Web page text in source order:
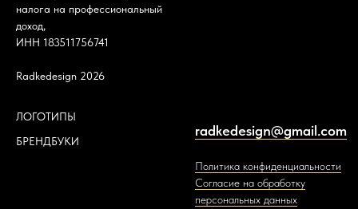
налога на профессиональный
доход,
ИНН 183511756741
Radkedesign 2026
ЛОГОТИПЫ
БРЕНДБУКИ
radkedesign@gmail.com
Политика конфиденциальности
Согласие на обработку
персональных данных